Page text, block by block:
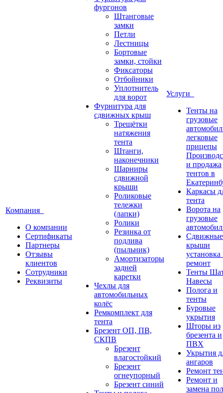
Компания
О компании
Сертификаты
Партнеры
Отзывы
клиентов
Сотрудники
Реквизиты
фургонов
Штанговые
замки
Петли
Лестницы
Бортовые
замки, стойки
Фиксаторы
Отбойники
Уплотнитель
для ворот
Фурнитура для
сдвижных крыш
Трещётки
натяжения
тента
Штанги,
наконечники
Шарниры
сдвижной
крыши
Роликовые
тележки
(лапки)
Ролики
Резинка от
подлива
(пыльник)
Амортизаторы
задней
каретки
Чехлы для
автомобильных
колёс
Ремкомплект для
тента
Брезент ОП, ПВ,
СКПВ
Брезент
влагостойкий
Брезент
огнеупорный
Брезент синий
Услуги
Тенты на
грузовые
легковые
прицепы
и продажа
тентов в
Каркасы
тента
Ворота на
грузовые
Сдвижные
крыши
установка
ремонт
Тенты
Навесы
Полога и
тенты
Буровые
укрытия
Шторы из
брезента и
ПВХ
Укрытия
ангаров
Ремонт
Ремонт и
замена